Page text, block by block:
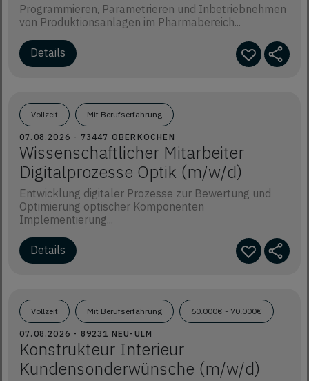
Programmieren, Parametrieren und Inbetriebnehmen
von Produktionsanlagen im Pharmabereich...
Details
Vollzeit Mit Berufserfahrung
07.08.2026 - 73447 OBERKOCHEN
Wissenschaftlicher Mitarbeiter
Digitalprozesse Optik (m/w/d)
Entwicklung digitaler Prozesse zur Bewertung und
Optimierung optischer Komponenten
Implementierung...
Details
Vollzeit Mit Berufserfahrung 60.000€ - 70.000€
07.08.2026 - 89231 NEU-ULM
Konstrukteur Interieur
Kundensonderwünsche (m/w/d)